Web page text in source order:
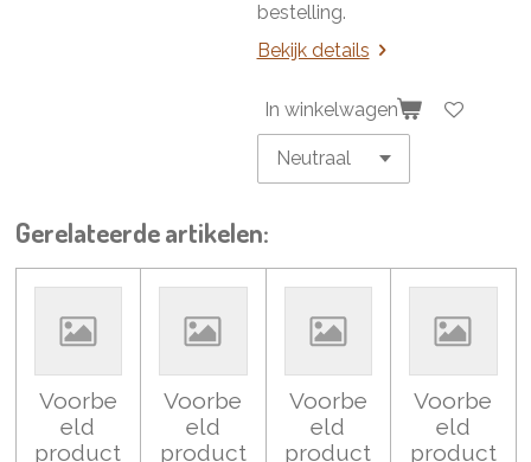
bestelling.
Bekijk details
In winkelwagen
Gerelateerde artikelen:
Voorbe
eld
product
Voorbe
eld
product
Voorbe
eld
product
Voorbe
eld
product